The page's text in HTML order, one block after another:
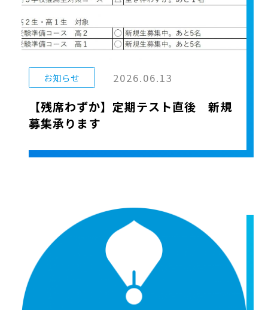
お知らせ 2026.06.13
【残席わずか】定期テスト直後 新規
募集承ります